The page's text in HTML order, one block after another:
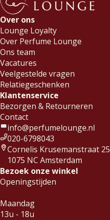
Over ons
Lounge Loyalty
Over Perfume Lounge
Ons team
Vacatures
Veelgestelde vragen
Relatiegeschenken
Klantenservice
Bezorgen & Retourneren
Contact
info@perfumelounge.nl
020-6798043
Cornelis Krusemanstraat 25
1075 NC Amsterdam
Bezoek onze winkel
Openingstijden
Maandag
13u - 18u